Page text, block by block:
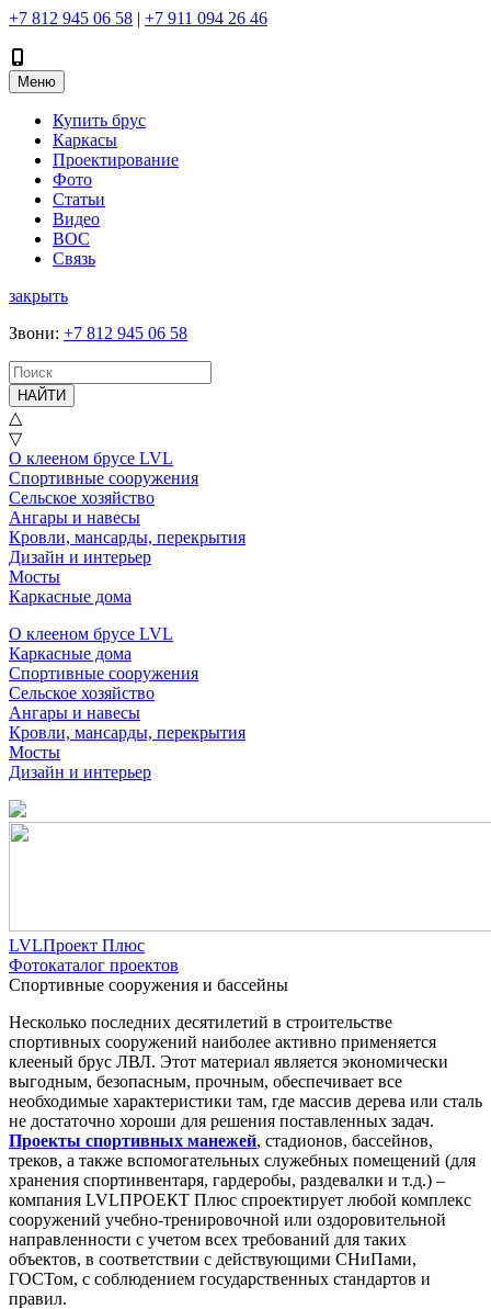
+7 812 945 06 58 | +7 911 094 26 46
Меню
Купить брус
Каркасы
Проектирование
Фото
Статьи
Видео
ВОС
Связь
закрыть
Звони: +7 812 945 06 58
НАЙТИ
△
▽
О клееном брусе LVL
Спортивные сооружения
Сельское хозяйство
Ангары и навесы
Кровли, мансарды, перекрытия
Дизайн и интерьер
Мосты
Каркасные дома
О клееном брусе LVL
Каркасные дома
Спортивные сооружения
Сельское хозяйство
Ангары и навесы
Кровли, мансарды, перекрытия
Мосты
Дизайн и интерьер
LVLПроект Плюс
Фотокаталог проектов
Спортивные сооружения и бассейны
Несколько последних десятилетий в строительстве
спортивных сооружений наиболее активно применяется
клееный брус ЛВЛ. Этот материал является экономически
выгодным, безопасным, прочным, обеспечивает все
необходимые характеристики там, где массив дерева или сталь
не достаточно хороши для решения поставленных задач.
Проекты спортивных манежей, стадионов, бассейнов,
треков, а также вспомогательных служебных помещений (для
хранения спортинвентаря, гардеробы, раздевалки и т.д.) –
компания LVLПРОЕКТ Плюс спроектирует любой комплекс
сооружений учебно-тренировочной или оздоровительной
направленности с учетом всех требований для таких
объектов, в соответствии с действующими СНиПами,
ГОСТом, с соблюдением государственных стандартов и
правил.